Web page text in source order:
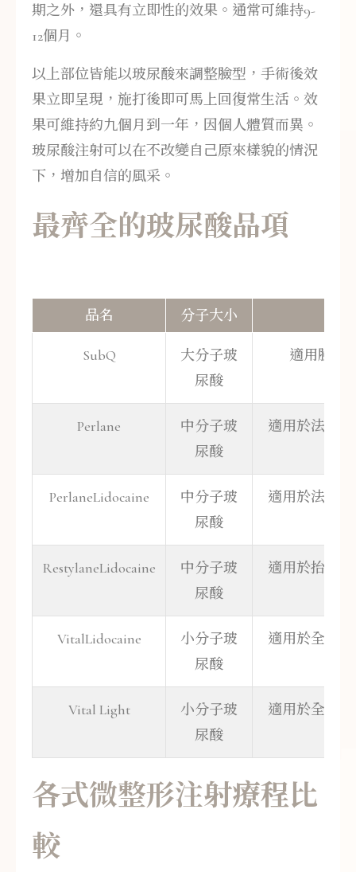
期之外，還具有立即性的效果。通常可維持9-
12個月。
以上部位皆能以玻尿酸來調整臉型，手術後效
果立即呈現，施打後即可馬上回復常生活。效
果可維持約九個月到一年，因個人體質而異。
玻尿酸注射可以在不改變自己原來樣貌的情況
下，增加自信的風采。
最齊全的玻尿酸品項
品名 分子大小
SubQ
大分子玻
尿酸
適用臉部
Perlane
中分子玻
尿酸
適用於法令
PerlaneLidocaine
中分子玻
尿酸
適用於法令
RestylaneLidocaine
中分子玻
尿酸
適用於抬頭
VitalLidocaine
小分子玻
尿酸
適用於全臉
Vital Light
小分子玻
尿酸
適用於全臉
各式微整形注射療程比
較